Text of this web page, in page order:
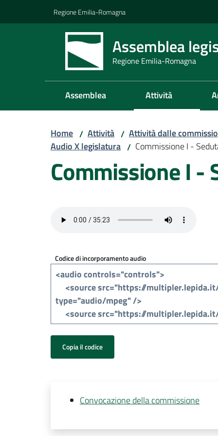
Regione Emilia-Romagna
Assemblea
Regione Emilia-Romagna
Assemblea Attività
Home / Attività / Attività dalle
Audio X legislatura / Commissione I -
Commissione I
Codice di incorporamento audio
Copia il codice
Convocazione della commissione